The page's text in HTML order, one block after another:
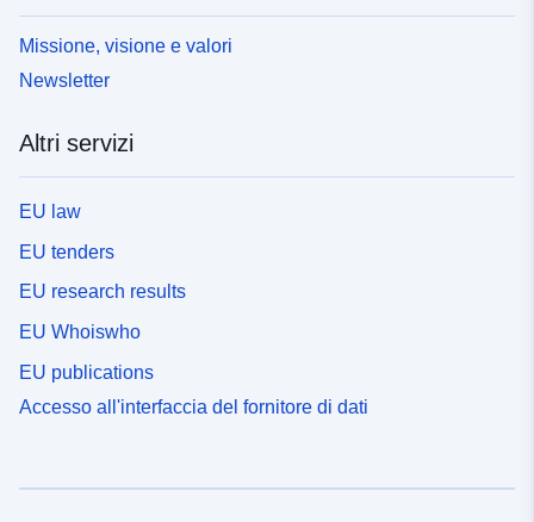
Missione, visione e valori
Newsletter
Altri servizi
EU law
EU tenders
EU research results
EU Whoiswho
EU publications
Accesso all'interfaccia del fornitore di dati